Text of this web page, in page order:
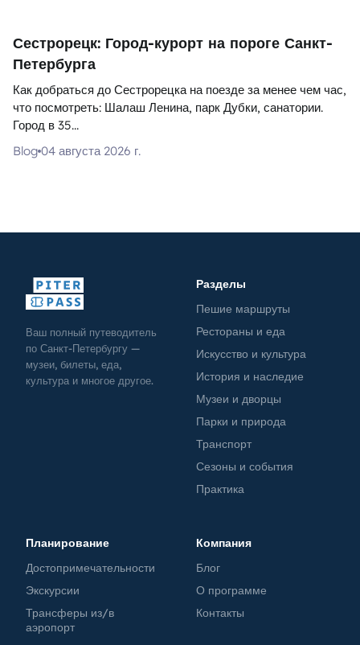
Сестрорецк: Город-курорт на пороге Санкт-
Петербурга
Как добраться до Сестрорецка на поезде за менее чем час,
что посмотреть: Шалаш Ленина, парк Дубки, санатории.
Город в 35...
Blog 04 августа 2026 г.
Ваш полный путеводитель
по Санкт-Петербургу —
музеи, билеты, еда,
культура и многое другое.
Разделы
Пешие маршруты
Рестораны и еда
Искусство и культура
История и наследие
Музеи и дворцы
Парки и природа
Транспорт
Сезоны и события
Практика
Планирование
Достопримечательности
Экскурсии
Трансферы из/в
аэропорт
Компания
Блог
О программе
Контакты